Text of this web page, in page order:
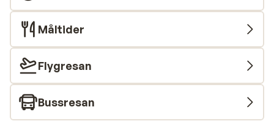
Måltider
Flygresan
Bussresan